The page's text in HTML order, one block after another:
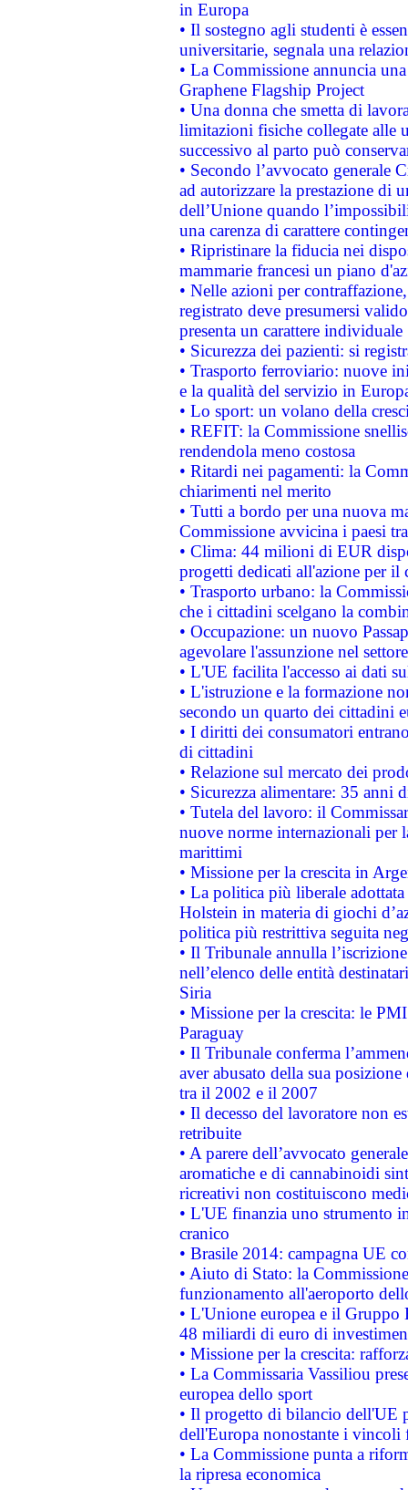
in Europa
• Il sostegno agli studenti è
universitarie, segnala una
• La Commissione annuncia
Graphene Flagship Project
• Una donna che smetta di
limitazioni fisiche collegate alle
successivo al parto può
• Secondo l’avvocato
ad autorizzare la prestazione di
dell’Unione quando
una carenza di carattere
• Ripristinare la fiducia nei
mammarie francesi un piano
• Nelle azioni per
registrato deve presumersi
presenta un carattere individuale
• Sicurezza dei pazienti: si
• Trasporto ferroviario: nuove
e la qualità del servizio in
• Lo sport: un volano della
• REFIT: la Commissione
rendendola meno costosa
• Ritardi nei pagamenti: la
chiarimenti nel merito
• Tutti a bordo per una nuova
Commissione avvicina i paesi
• Clima: 44 milioni di EUR
progetti dedicati all'azione per il
• Trasporto urbano: la
che i cittadini scelgano la
• Occupazione: un nuovo
agevolare l'assunzione nel
• L'UE facilita l'accesso ai dati
• L'istruzione e la formazione
secondo un quarto dei cittadini
• I diritti dei consumatori
di cittadini
• Relazione sul mercato dei
• Sicurezza alimentare: 35 anni
• Tutela del lavoro: il
nuove norme internazionali per
marittimi
• Missione per la crescita in
• La politica più liberale
Holstein in materia di giochi
politica più restrittiva seguita
• Il Tribunale annulla
nell’elenco delle entità
Siria
• Missione per la crescita: le
Paraguay
• Il Tribunale conferma
aver abusato della sua
tra il 2002 e il 2007
• Il decesso del lavoratore non
retribuite
• A parere dell’avvocato
aromatiche e di cannabinoidi
ricreativi non costituiscono
• L'UE finanzia uno strumento
cranico
• Brasile 2014: campagna UE
• Aiuto di Stato: la
funzionamento all'aeroporto
• L'Unione europea e il
48 miliardi di euro di
• Missione per la crescita:
• La Commissaria Vassiliou
europea dello sport
• Il progetto di bilancio dell'UE
dell'Europa nonostante i vincoli
• La Commissione punta a
la ripresa economica